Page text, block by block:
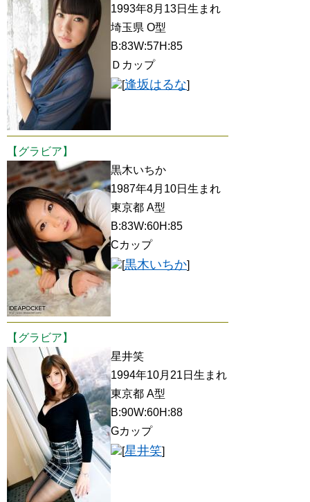
1993年8月13日生まれ
埼玉県 O型
B:83W:57H:85
Ｄカップ
[逢坂はるな]
【グラビア】
黒木いちか
1987年4月10日生まれ
東京都 A型
B:83W:60H:85
Cカップ
[黒木いちか]
【グラビア】
星井笑
1994年10月21日生まれ
東京都 A型
B:90W:60H:88
Gカップ
[星井笑]